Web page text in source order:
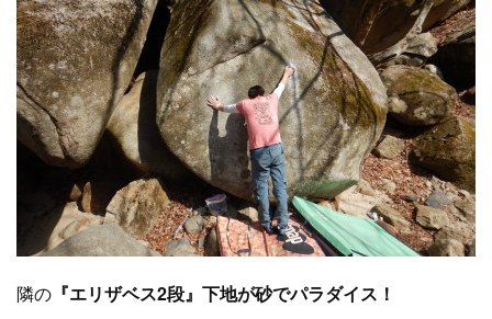
隣の 『エリザベス2段』下地が砂でパラダイス！